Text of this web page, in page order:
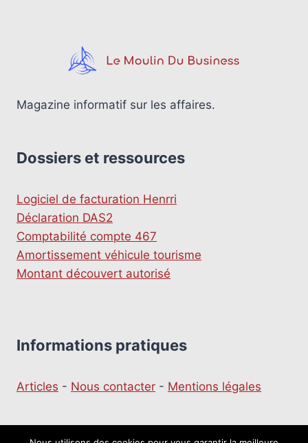
Magazine informatif sur les affaires.
Dossiers et ressources
Logiciel de facturation Henrri
Déclaration DAS2
Comptabilité compte 467
Amortissement véhicule tourisme
Montant découvert autorisé
Informations pratiques
Articles - Nous contacter - Mentions légales